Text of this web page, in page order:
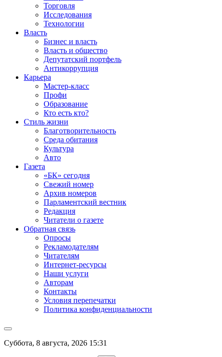
Торговля
Исследования
Технологии
Власть
Бизнес и власть
Власть и общество
Депутатский портфель
Антикоррупция
Карьера
Мастер-класс
Профи
Образование
Кто есть кто?
Стиль жизни
Благотворительность
Среда обитания
Культура
Авто
Газета
«БК» сегодня
Свежий номер
Архив номеров
Парламентский вестник
Редакция
Читатели о газете
Обратная связь
Опросы
Рекламодателям
Читателям
Интернет-ресурсы
Наши услуги
Авторам
Контакты
Условия перепечатки
Политика конфиденциальности
Суббота, 8 августа, 2026 15:31